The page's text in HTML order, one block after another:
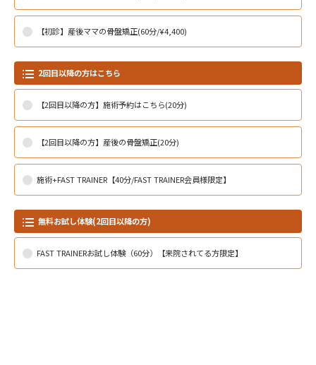
【初診】産後ママの骨盤矯正(60分/¥4,400)
2回目以降の方はこちら
【2回目以降の方】施術予約はこちら(20分)
【2回目以降の方】産後の骨盤矯正(20分)
施術+FAST TRAINER【40分/FAST TRAINER会員様限定】
無料お試し体験(2回目以降の方)
FAST TRAINERお試し体験（60分）【来院されてる方限定】